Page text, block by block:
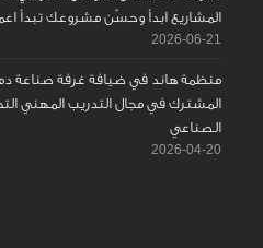
المشاريع ابدأ وحسّن مشروعك تبدأ
2026-06-21
منظمة هاند في ضيافة غرفة صناعة
المشترك في مجال التدريب المهني
الصناعي
2026-04-20